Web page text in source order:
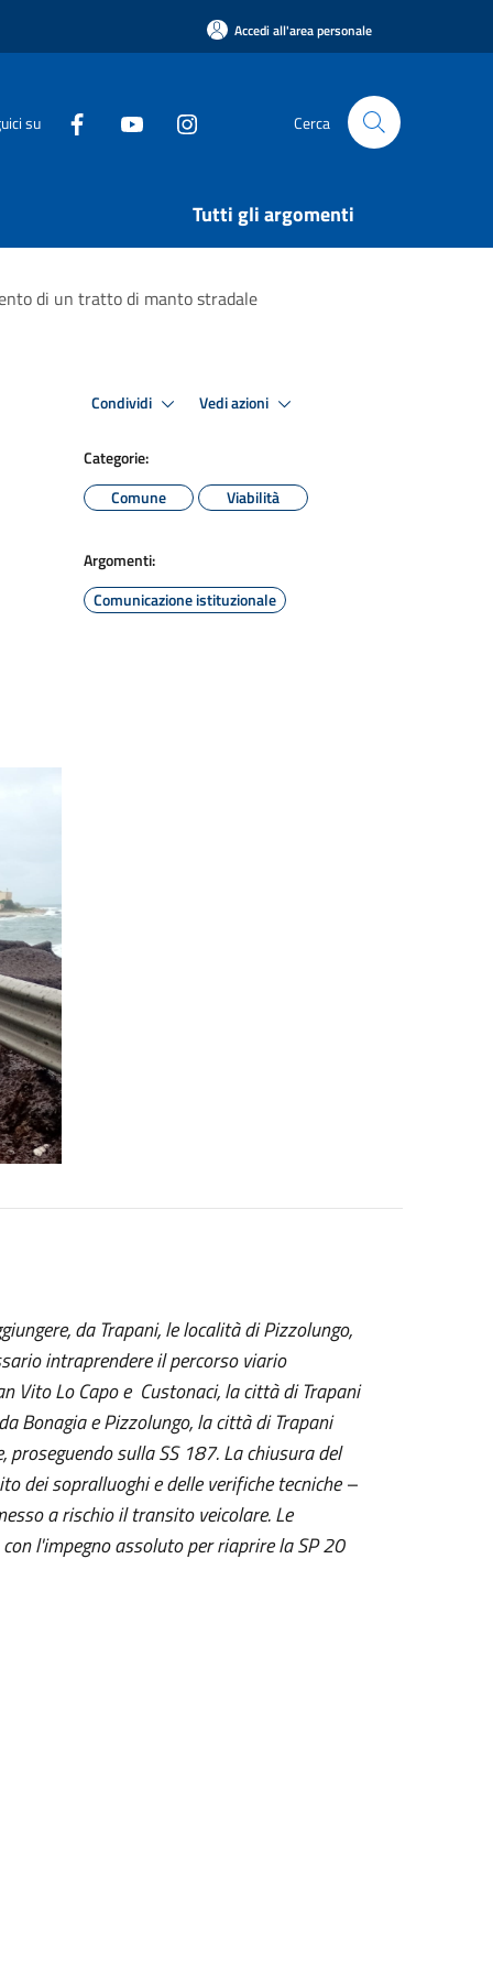
Accedi all'area personale
su Cerca
Tutti gli argomenti
di un tratto di manto stradale
Condividi Vedi azioni
Categorie:
Comune
Viabilità
Argomenti:
Comunicazione istituzionale
da Trapani, le località di Pizzolungo,
intraprendere il percorso viario
Vito Lo Capo e Custonaci, la città di Trapani
Bonagia e Pizzolungo, la città di Trapani
sulla SS 187. La chiusura del
dei sopralluoghi e delle verifiche tecniche –
a rischio il transito veicolare. Le
l'impegno assoluto per riaprire la SP 20